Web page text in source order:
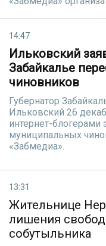
14:47
Ильковский
Забайкалье
чиновников
Губернатор
Ильковский 26
интернет-блогерами
муниципальных
«Забмедиа».
13:31
Жительнице
лишения
собутыльника